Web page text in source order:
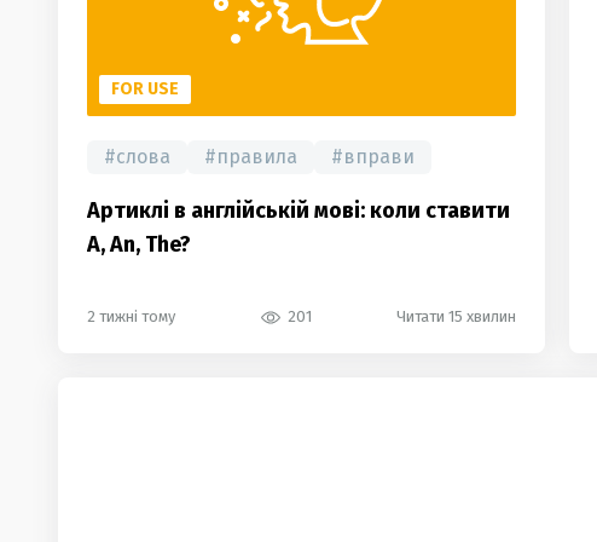
FOR USE
#слова #правила #вправи
Артиклі в англійській мові: коли ставити
A, An, The?
2 тижні тому 201 Читати 15 хвилин